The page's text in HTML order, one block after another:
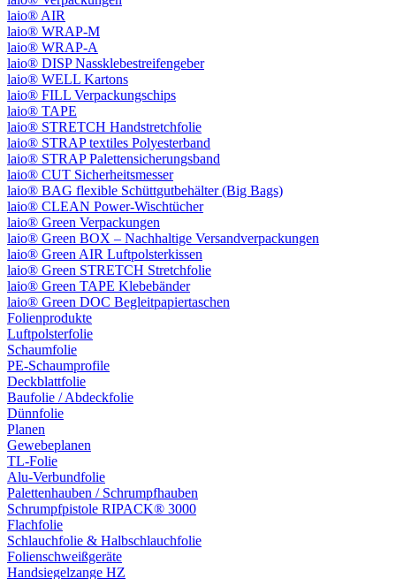
laio® AIR
laio® WRAP-M
laio® WRAP-A
laio® DISP Nassklebestreifengeber
laio® WELL Kartons
laio® FILL Verpackungschips
laio® TAPE
laio® STRETCH Handstretchfolie
laio® STRAP textiles Polyesterband
laio® STRAP Palettensicherungsband
laio® CUT Sicherheitsmesser
laio® BAG flexible Schüttgutbehälter (Big Bags)
laio® CLEAN Power-Wischtücher
laio® Green Verpackungen
laio® Green BOX – Nachhaltige Versandverpackungen
laio® Green AIR Luftpolsterkissen
laio® Green STRETCH Stretchfolie
laio® Green TAPE Klebebänder
laio® Green DOC Begleitpapiertaschen
Folienprodukte
Luftpolsterfolie
Schaumfolie
PE-Schaumprofile
Deckblattfolie
Baufolie / Abdeckfolie
Dünnfolie
Planen
Gewebeplanen
TL-Folie
Alu-Verbundfolie
Palettenhauben / Schrumpfhauben
Schrumpfpistole RIPACK® 3000
Flachfolie
Schlauchfolie & Halbschlauchfolie
Folienschweißgeräte
Handsiegelzange HZ